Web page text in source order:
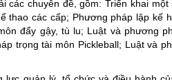
các chuyên đề, gồm: Triển khai
thao các cấp; Phương pháp lập kế
đẩy gậy, tù lu; Luật và phương
trọng tài môn Pickleball; Luật và